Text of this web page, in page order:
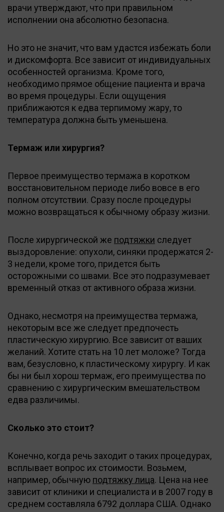
врачи утверждают, что при правильном
исполнении она абсолютно безопасна.
Но это не значит, что вам удастся избежать боли
и дискомфорта. Все зависит от индивидуальных
особенностей организма. Кроме того,
необходимо прямое общение пациента и врача
во время процедуры. Если ощущения
приближаются к едва терпимому жару, то
температура должна быть уменьшена.
Термаж или хирургия?
Первое преимущество термажа в коротком
восстановительном периоде либо вовсе в его
полном отсутствии. Сразу после процедуры
можно возвращаться к обычному образу жизни.
После хирургической же подтяжки следует
выздоровление: опухоли, синяки продержатся 2-
3 недели, кроме того, придется быть
осторожными со швами. Все это подразумевает
временный отказ от активного образа жизни.
Однако, несмотря на преимущества термажа,
некоторым все же следует предпочесть
пластическую хирургию. Все зависит от ваших
желаний. Хотите стать на 10 лет моложе? Тогда
вам, безусловно, к пластическому хирургу. И как
бы ни был хорош термаж, его преимущества по
сравнению с хирургическим вмешательством
едва различимы.
Сколько это стоит?
Конечно, когда речь заходит о таких процедурах,
всплывает вопрос их стоимости. Возьмем,
например, обычную подтяжку лица. Цена на нее
зависит от клиники и специалиста и в 2007 году в
среднем составляла 6792 доллара США. Однако